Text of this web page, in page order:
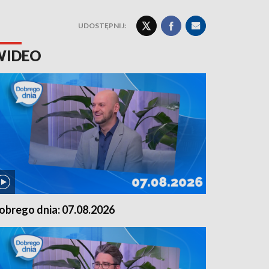
UDOSTĘPNIJ:
dnia: 07.08.2026